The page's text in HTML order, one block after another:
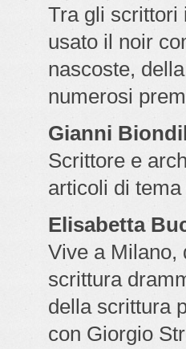
Tra gli scrittori
usato il noir
nascoste,
numerosi
Gianni
Scrittore e
articoli di
Elisabetta
Vive a Milano,
scrittura
della scrittura
con Giorgio